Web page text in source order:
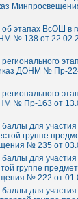
этапах ВсОШ в
№ 138 от
регионального
ДОНМ № Пр-
регионального
№ Пр-163 от
для
группе
№ 235 от
для
группе
№ 222 от
для